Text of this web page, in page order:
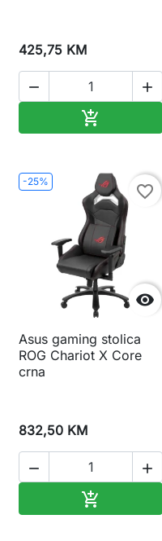
425,75 KM
 

-25%

favorite_border
Asus gaming stolica
ROG Chariot X Core
crna
832,50 KM
 
